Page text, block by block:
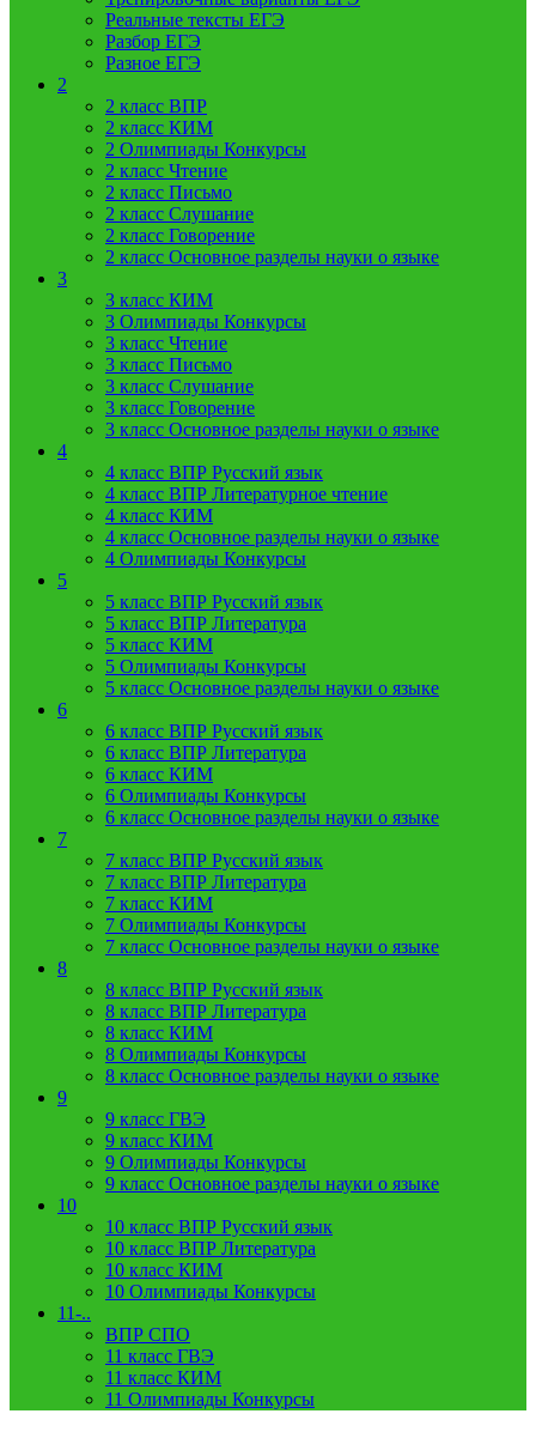
Реальные тексты ЕГЭ
Разбор ЕГЭ
Разное ЕГЭ
2
2 класс ВПР
2 класс КИМ
2 Олимпиады Конкурсы
2 класс Чтение
2 класс Письмо
2 класс Слушание
2 класс Говорение
2 класс Основное разделы науки о языке
3
3 класс КИМ
3 Олимпиады Конкурсы
3 класс Чтение
3 класс Письмо
3 класс Слушание
3 класс Говорение
3 класс Основное разделы науки о языке
4
4 класс ВПР Русский язык
4 класс ВПР Литературное чтение
4 класс КИМ
4 класс Основное разделы науки о языке
4 Олимпиады Конкурсы
5
5 класс ВПР Русский язык
5 класс ВПР Литература
5 класс КИМ
5 Олимпиады Конкурсы
5 класс Основное разделы науки о языке
6
6 класс ВПР Русский язык
6 класс ВПР Литература
6 класс КИМ
6 Олимпиады Конкурсы
6 класс Основное разделы науки о языке
7
7 класс ВПР Русский язык
7 класс ВПР Литература
7 класс КИМ
7 Олимпиады Конкурсы
7 класс Основное разделы науки о языке
8
8 класс ВПР Русский язык
8 класс ВПР Литература
8 класс КИМ
8 Олимпиады Конкурсы
8 класс Основное разделы науки о языке
9
9 класс ГВЭ
9 класс КИМ
9 Олимпиады Конкурсы
9 класс Основное разделы науки о языке
10
10 класс ВПР Русский язык
10 класс ВПР Литература
10 класс КИМ
10 Олимпиады Конкурсы
11-..
ВПР СПО
11 класс ГВЭ
11 класс КИМ
11 Олимпиады Конкурсы